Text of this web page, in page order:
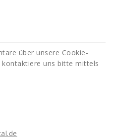
über unsere Cookie-
kontaktiere uns bitte mittels